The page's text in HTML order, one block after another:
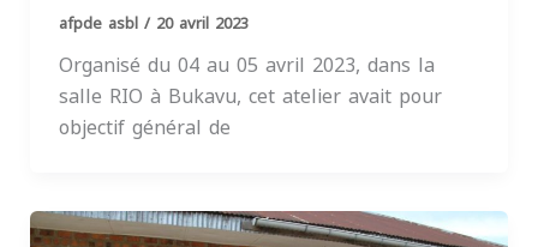
afpde asbl / 20 avril 2023
Organisé du 04 au 05 avril 2023, dans la
salle RIO à Bukavu, cet atelier avait pour
objectif général de